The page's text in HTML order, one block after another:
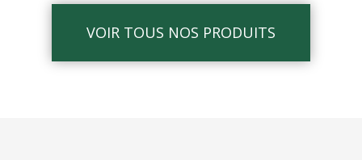
VOIR TOUS NOS PRODUITS